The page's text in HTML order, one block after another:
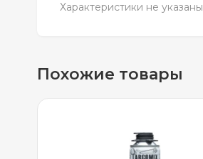
Характеристики не указаны
Похожие товары